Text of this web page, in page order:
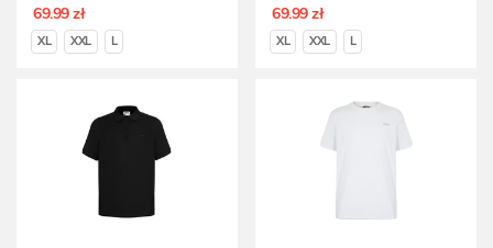
69.99 zł
XL XXL L
69.99 zł
XL XXL L